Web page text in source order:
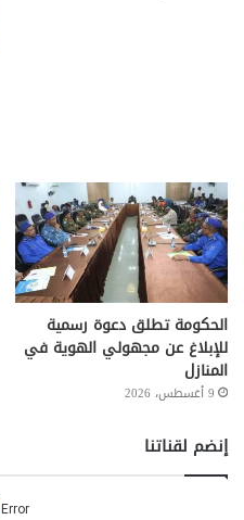
الحكومة تطلق دعوة رسمية
للإبلاغ عن مجهولي الهوية في
المنازل
9 أغسطس، 2026
إنضم لقناتنا